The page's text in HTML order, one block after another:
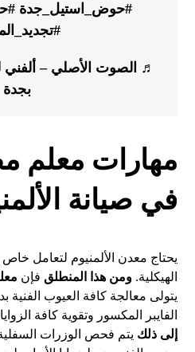
#حوض_استيل_جدة
♬ الصوت الأصلي – ألفني
بجدة
مهارات معلم
في صيانة
يحتاج معدن الألمنيوم لتعامل
الهيكلية.ومن هذا المنطلق فإن
يتولى معالجة كافة العيوب الفنية
الفايبر المكسور وتقوية كافة
إلى ذلك يتم فحص الوزرات